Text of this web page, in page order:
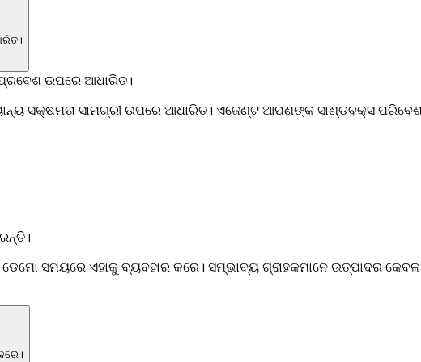
ଉପରେ ଆଧାରିତ।
ସକ୍ଷମତା ସାମଗ୍ରୀ ଉପରେ ଆଧାରିତ। ଏଜେଣ୍ଟ ଆପଣଙ୍କ ସାଣ୍ଡବକ୍ସ
ସମୟରେ ଏହାକୁ ବ୍ୟବହାର କରେ। ସମ୍ଭାବ୍ୟ ଗ୍ରାହକମାନେ ଉତ୍ପାଦର